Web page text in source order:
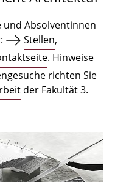
und Absolventinnen
Stellen,
. Hinweise
richten Sie
der Fakultät 3.